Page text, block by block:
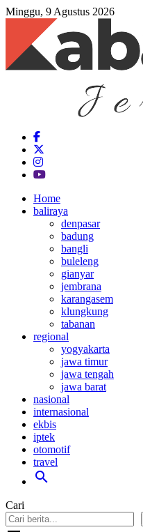
Minggu, 9 Agustus 2026
Home
baliraya
denpasar
badung
bangli
buleleng
gianyar
jembrana
karangasem
klungkung
tabanan
regional
yogyakarta
jawa timur
jawa tengah
jawa barat
nasional
internasional
ekbis
iptek
otomotif
travel
search
Cari